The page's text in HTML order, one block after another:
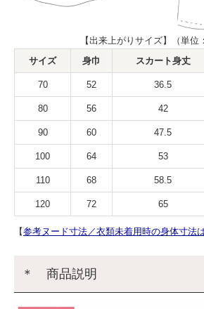
【出来上がりサイズ】（単位
サイズ
身巾 スカート身丈
70 52 36.5
80 56 42
90 60 47.5
100 64 53
110 68 58.5
120 72 65
【参考ヌード寸法／衣類未着用時の身体寸法
＊ 商品説明